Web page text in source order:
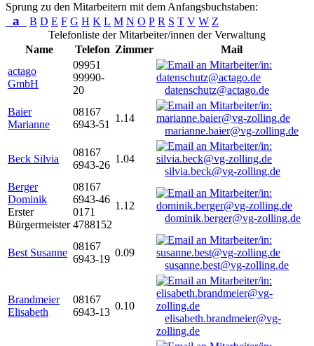
Sprung zu den Mitarbeitern mit dem Anfangsbuchstaben:
a B D E F G H K L M N O P R S T V W Z
Telefonliste der Mitarbeiter/innen der Verwaltung
Name
Telefon Zimmer
Mail
actago
GmbH
09951
99990-
20
datenschutz@actago.de
Baier
Marianne
08167
6943-51
1.14
marianne.baier@vg-zolling.de
Beck Silvia
08167
6943-26
1.04
silvia.beck@vg-zolling.de
Berger
Dominik
Erster
Bürgermeister
08167
6943-46
0171
4788152
1.12
dominik.berger@vg-zolling.de
Best Susanne
08167
6943-19
0.09
susanne.best@vg-zolling.de
Brandmeier
Elisabeth
08167
6943-13
0.10
elisabeth.brandmeier@vg-
zolling.de